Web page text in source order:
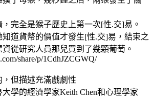
完全是猴子歷史上第一次[性.交]易。
道貨幣的價值才發生[性.交]易，結束之
從研究人員那兒買到了幾顆葡萄。
share/p/1CdhJZCGWQ/
但描述充滿戲劇性
學的經濟學家Keith Chen和心理學家